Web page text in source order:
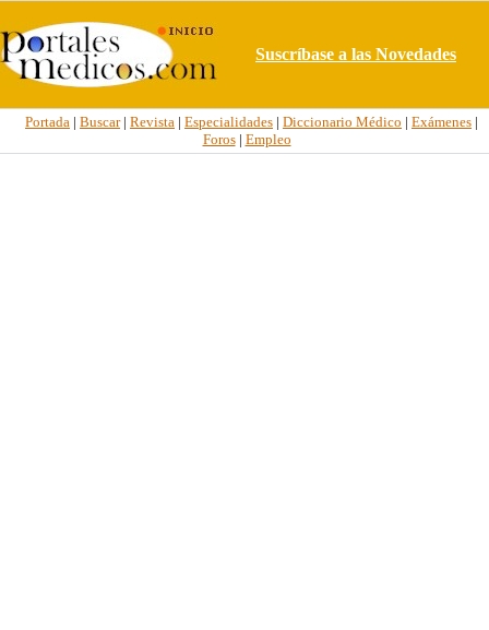
Suscríbase a las Novedades
Portada | Buscar| Revista | Especialidades | Diccionario Médico | Exámenes |
Foros| Empleo